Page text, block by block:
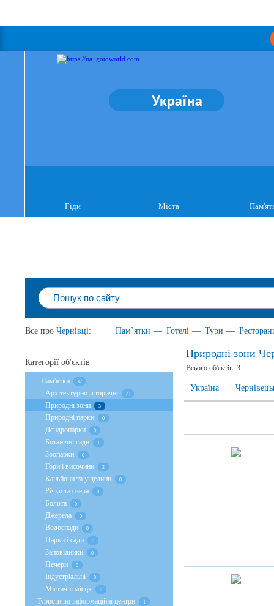
Україна
Гіди Міста
Все про Чернівці: Пам`ятки — Готелі — Тури —
Природні зони
Всього об'єктів: 3
Україна
Категорії об'єктів
Пам'ятки 32
Архітектурно-історичні 29
Природні зони 3
Природні парки 0
Дендропарки 0
Ботанічні сади 1
Зоопарки 0
Гори і височини 2
Каньйони та ущелини 0
Річки та озера 0
Болота 0
Джерела 0
Водоспади 0
Парки і сади 0
Заповідники 0
Печери 0
Індустріальні 0
Містичні місця 0
Туристичні інформаційні центри 1